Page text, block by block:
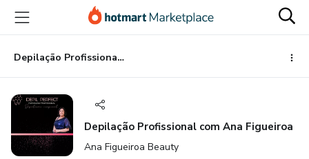
para
conteúdo
principal
para
pagamento
para
rodapé
Depilação Profissional com Ana Figueiroa
Depilação Profissional com Ana Figueiroa
Ana Figueiroa Beauty